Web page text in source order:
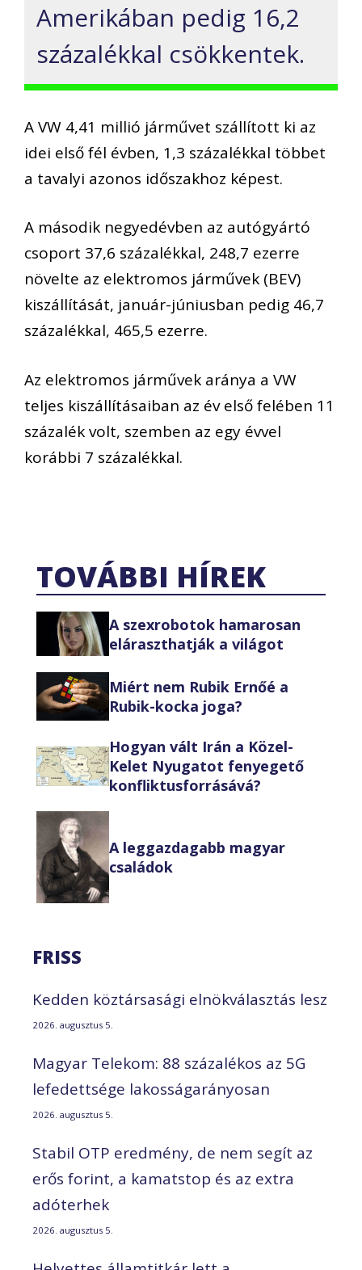
Amerikában pedig 16,2
százalékkal csökkentek.
A VW 4,41 millió járművet szállított ki az
idei első fél évben, 1,3 százalékkal többet
a tavalyi azonos időszakhoz képest.
A második negyedévben az autógyártó
csoport 37,6 százalékkal, 248,7 ezerre
növelte az elektromos járművek (BEV)
kiszállítását, január-júniusban pedig 46,7
százalékkal, 465,5 ezerre.
Az elektromos járművek aránya a VW
teljes kiszállításaiban az év első felében 11
százalék volt, szemben az egy évvel
korábbi 7 százalékkal.
TOVÁBBI HÍREK
A szexrobotok hamarosan
eláraszthatják a világot
Miért nem Rubik Ernőé a
Rubik-kocka joga?
Hogyan vált Irán a Közel-
Kelet Nyugatot fenyegető
konfliktusforrásává?
A leggazdagabb magyar
családok
FRISS
Kedden köztársasági elnökválasztás lesz
2026. augusztus 5.
Magyar Telekom: 88 százalékos az 5G
lefedettsége lakosságarányosan
2026. augusztus 5.
Stabil OTP eredmény, de nem segít az
erős forint, a kamatstop és az extra
adóterhek
2026. augusztus 5.